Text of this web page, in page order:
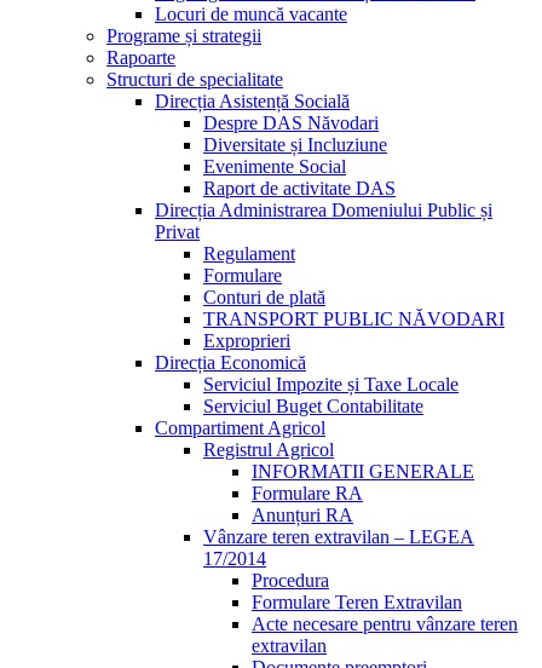
Locuri de muncă vacante
Programe și strategii
Rapoarte
Structuri de specialitate
Direcția Asistență Socială
Despre DAS Năvodari
Diversitate și Incluziune
Evenimente Social
Raport de activitate DAS
Direcția Administrarea Domeniului Public și
Privat
Regulament
Formulare
Conturi de plată
TRANSPORT PUBLIC NĂVODARI
Exproprieri
Direcția Economică
Serviciul Impozite și Taxe Locale
Serviciul Buget Contabilitate
Compartiment Agricol
Registrul Agricol
INFORMATII GENERALE
Formulare RA
Anunțuri RA
Vânzare teren extravilan – LEGEA
17/2014
Procedura
Formulare Teren Extravilan
Acte necesare pentru vânzare teren
extravilan